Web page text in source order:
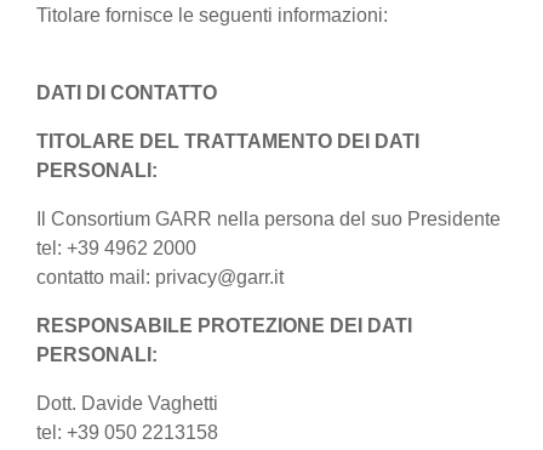
Titolare fornisce le seguenti informazioni:
DATI DI CONTATTO
TITOLARE DEL TRATTAMENTO DEI DATI
PERSONALI:
Il Consortium GARR nella persona del suo Presidente
tel: +39 4962 2000
contatto mail: privacy@garr.it
RESPONSABILE PROTEZIONE DEI DATI
PERSONALI:
Dott. Davide Vaghetti
tel: +39 050 2213158